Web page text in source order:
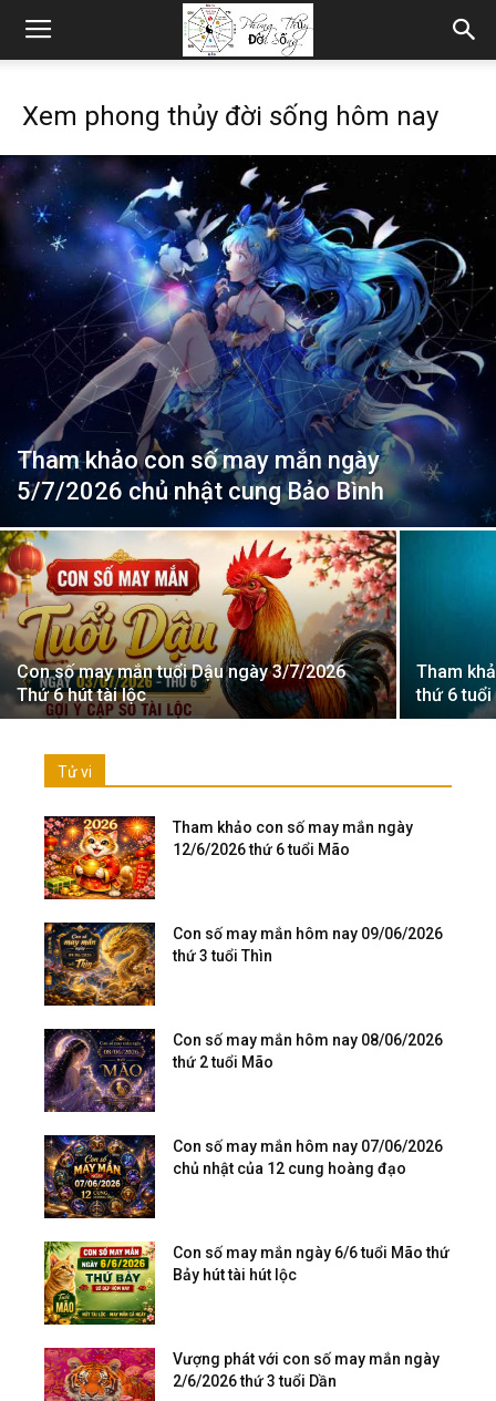
Xem phong thủy đời sống hôm nay
Tham khảo con số may mắn ngày
5/7/2026 chủ nhật cung Bảo Bình
Con số may mắn tuổi Dậu ngày 3/7/2026
Thứ 6 hút tài lộc
Tham
thứ 6
Tử vi
Tham khảo con số may mắn ngày
12/6/2026 thứ 6 tuổi Mão
Con số may mắn hôm nay 09/06/2026
thứ 3 tuổi Thìn
Con số may mắn hôm nay 08/06/2026
thứ 2 tuổi Mão
Con số may mắn hôm nay 07/06/2026
chủ nhật của 12 cung hoàng đạo
Con số may mắn ngày 6/6 tuổi Mão thứ
Bảy hút tài hút lộc
Vượng phát với con số may mắn ngày
2/6/2026 thứ 3 tuổi Dần